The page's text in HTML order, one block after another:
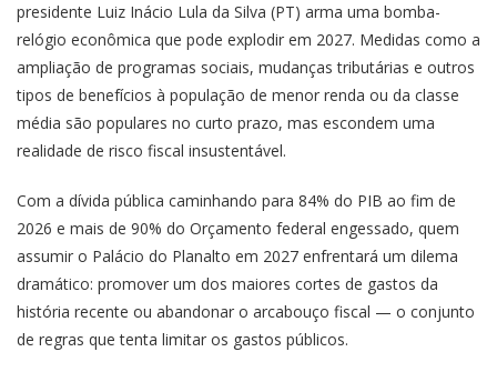
presidente Luiz Inácio Lula da Silva (PT) arma uma bomba-
relógio econômica que pode explodir em 2027. Medidas como a
ampliação de programas sociais, mudanças tributárias e outros
tipos de benefícios à população de menor renda ou da classe
média são populares no curto prazo, mas escondem uma
realidade de risco fiscal insustentável.
Com a dívida pública caminhando para 84% do PIB ao fim de
2026 e mais de 90% do Orçamento federal engessado, quem
assumir o Palácio do Planalto em 2027 enfrentará um dilema
dramático: promover um dos maiores cortes de gastos da
história recente ou abandonar o arcabouço fiscal — o conjunto
de regras que tenta limitar os gastos públicos.